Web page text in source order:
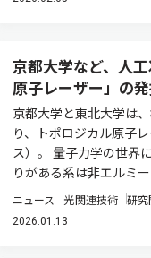
京都大学など、人
原⼦レーザー」の
京都⼤学と東北⼤学は
り、トポロジカル原⼦
ス）。 量⼦⼒学の世界
りがある系は⾮エルミ
ニュース 光関連技術 研
2026.01.13